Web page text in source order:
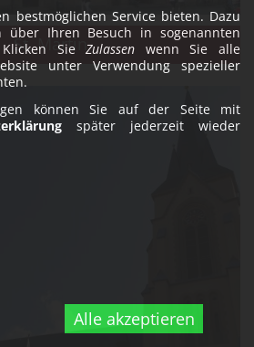
bestmöglichen Service bieten. Dazu
über Ihren Besuch in sogenannten
Klicken SieZulassen wenn Sie alle
unter Verwendung spezieller
können Sie auf der Seite mit
später jederzeit wieder
Alle akzeptieren
St. Martin